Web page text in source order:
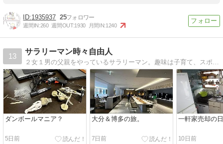
1935937 25
週間IN:260 週間OUT:1930 月間IN:1240
13
サラリーマン時々自由人
２女１男の父親をやっているサラリーマン。趣味は子育て、スポーツ観戦、旅行、不動産投資。
ダンボールマニア？
5日前
大分＆博多の旅。
7日前
一軒家売却の
10日前